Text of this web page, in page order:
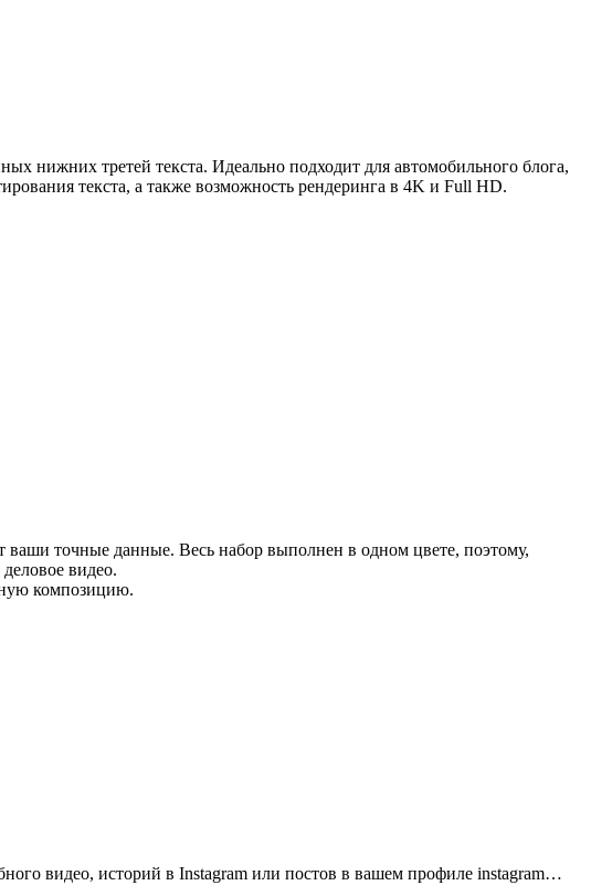
нижних третей текста. Идеально подходит для автомобильного блога,
текста, а также возможность рендеринга в 4K и Full HD.
точные данные. Весь набор выполнен в одном цвете, поэтому,
видео.
композицию.
видео, историй в Instagram или постов в вашем профиле instagram…